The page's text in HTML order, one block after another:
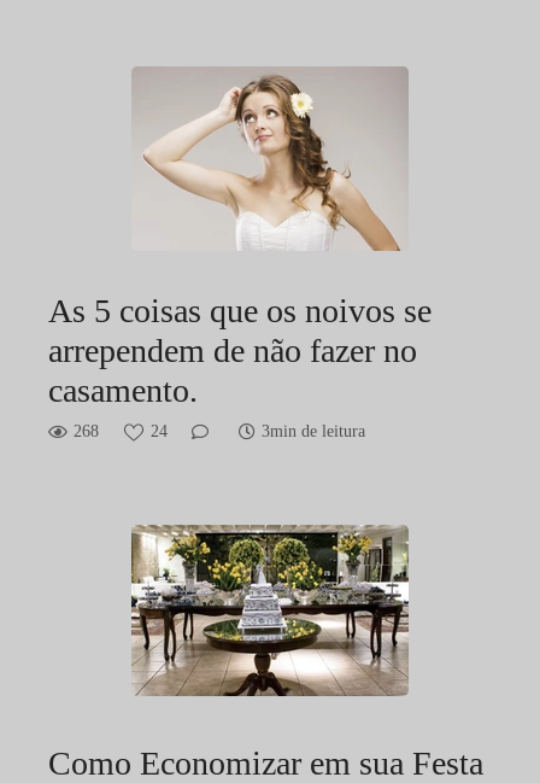
As 5 coisas que os noivos se
arrependem de não fazer no
casamento.
268 24 3min de leitura
Como Economizar em sua Festa